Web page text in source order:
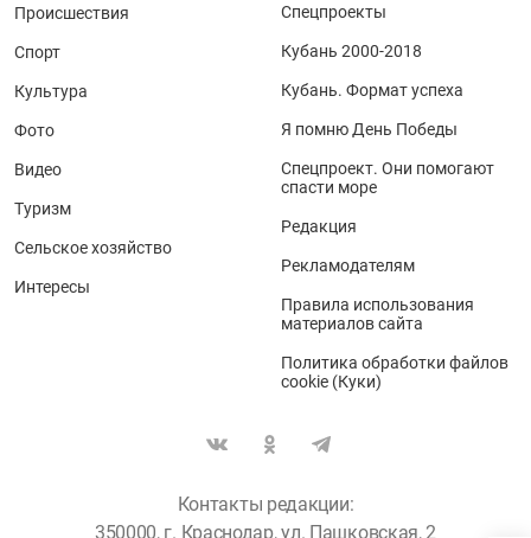
Происшествия
Спорт
Культура
Фото
Видео
Туризм
Сельское хозяйство
Интересы
Спецпроекты
Кубань 2000-2018
Кубань. Формат успеха
Я помню День Победы
Спецпроект. Они помогают
спасти море
Редакция
Рекламодателям
Правила использования
материалов сайта
Политика обработки файлов
cookie (Куки)
Контакты редакции:
350000, г. Краснодар, ул. Пашковская, 2